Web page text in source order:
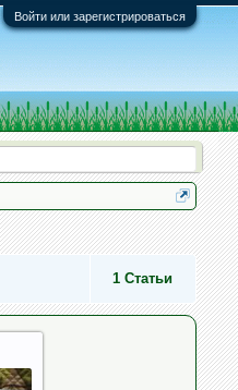
Войти или зарегистрироваться
1Статьи